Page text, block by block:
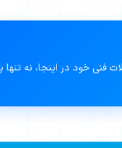
فنی خود در اینجا، نه تنها